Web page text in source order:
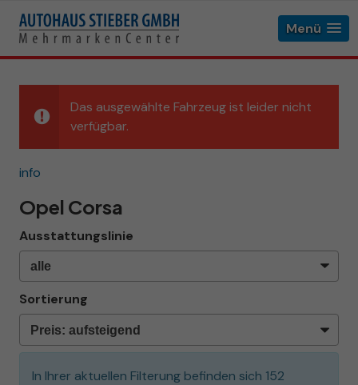
Menü
Das ausgewählte Fahrzeug ist leider nicht
verfügbar.
info
Opel Corsa
Ausstattungslinie
Sortierung
In Ihrer aktuellen Filterung befinden sich 152